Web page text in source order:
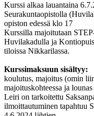
Kurssi alkaa lauantaina
Seurakuntaopistolla
opiston edessä klo 17
Kurssilla majoitutaan
Huvilakadulla ja
tiloissa Nikkarilassa.
Kurssimaksuun sisältyy:
koulutus, majoitus (omin
majoituskohteessa ja
Leiri on tarkoitettu
ilmoittautuminen tapahtuu